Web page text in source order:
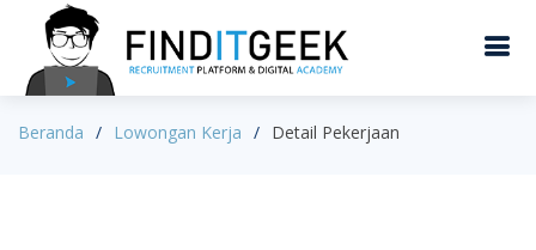
Beranda Lowongan Kerja Detail Pekerjaan